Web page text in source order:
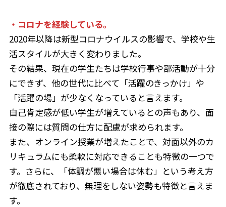
・コロナを経験している。
2020年以降は新型コロナウイルスの影響で、学校や生
活スタイルが大きく変わりました。
その結果、現在の学生たちは学校行事や部活動が十分
にできず、他の世代に比べて「活躍のきっかけ」や
「活躍の場」が少なくなっていると言えます。
自己肯定感が低い学生が増えているとの声もあり、面
接の際には質問の仕方に配慮が求められます。
また、オンライン授業が増えたことで、対面以外のカ
リキュラムにも柔軟に対応できることも特徴の一つで
す。さらに、「体調が悪い場合は休む」という考え方
が徹底されており、無理をしない姿勢も特徴と言えま
す。